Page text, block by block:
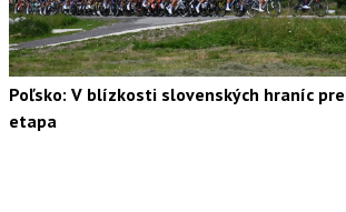
Poľsko: V blízkosti slovenských hraníc
etapa